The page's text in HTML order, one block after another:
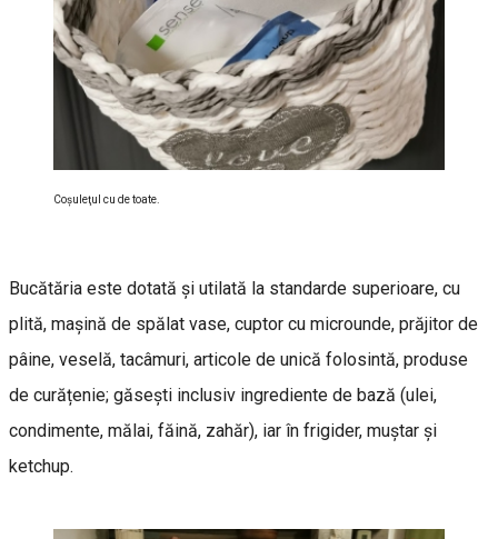
Coşuleţul cu de toate.
Bucătăria este dotată și utilată la standarde superioare, cu
plită, mașină de spălat vase, cuptor cu microunde, prăjitor de
pâine, veselă, tacâmuri, articole de unică folosintă, produse
de curățenie; găsești inclusiv ingrediente de bază (ulei,
condimente, mălai, făină, zahăr), iar în frigider, muștar și
ketchup.